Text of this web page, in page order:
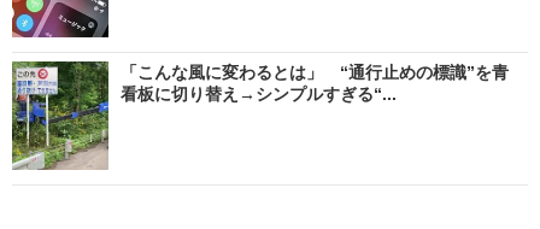
「こんな風に変わるとは」 “通行止めの標識”を青
看板に切り替え→シンプルすぎる“...